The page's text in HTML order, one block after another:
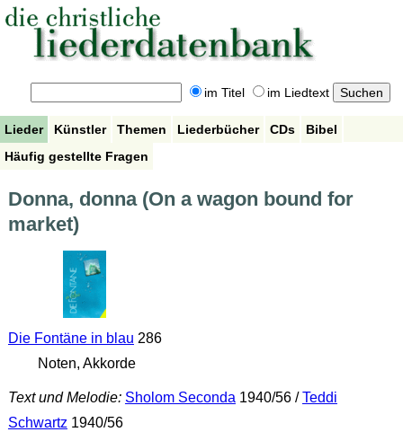
im Titel im Liedtext
Lieder Künstler Themen Liederbücher CDs
Bibel
Häufig gestellte Fragen
Donna, donna (On a wagon bound for
market)
Die Fontäne in blau 286
Noten, Akkorde
Text und Melodie: Sholom Seconda 1940/56 /Teddi
Schwartz 1940/56